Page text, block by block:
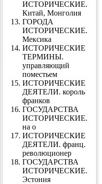
ИСТОРИЧЕСКИЕ.
Китай, Монголия
ГОРОДА
ИСТОРИЧЕСКИЕ.
Мексика
ИСТОРИЧЕСКИЕ
ТЕРМИНЫ.
управляющий
поместьем
ИСТОРИЧЕСКИЕ
ДЕЯТЕЛИ. король
франков
ГОСУДАРСТВА
ИСТОРИЧЕСКИЕ.
на о
ИСТОРИЧЕСКИЕ
ДЕЯТЕЛИ. франц.
революционер
ГОСУДАРСТВА
ИСТОРИЧЕСКИЕ.
Эстония